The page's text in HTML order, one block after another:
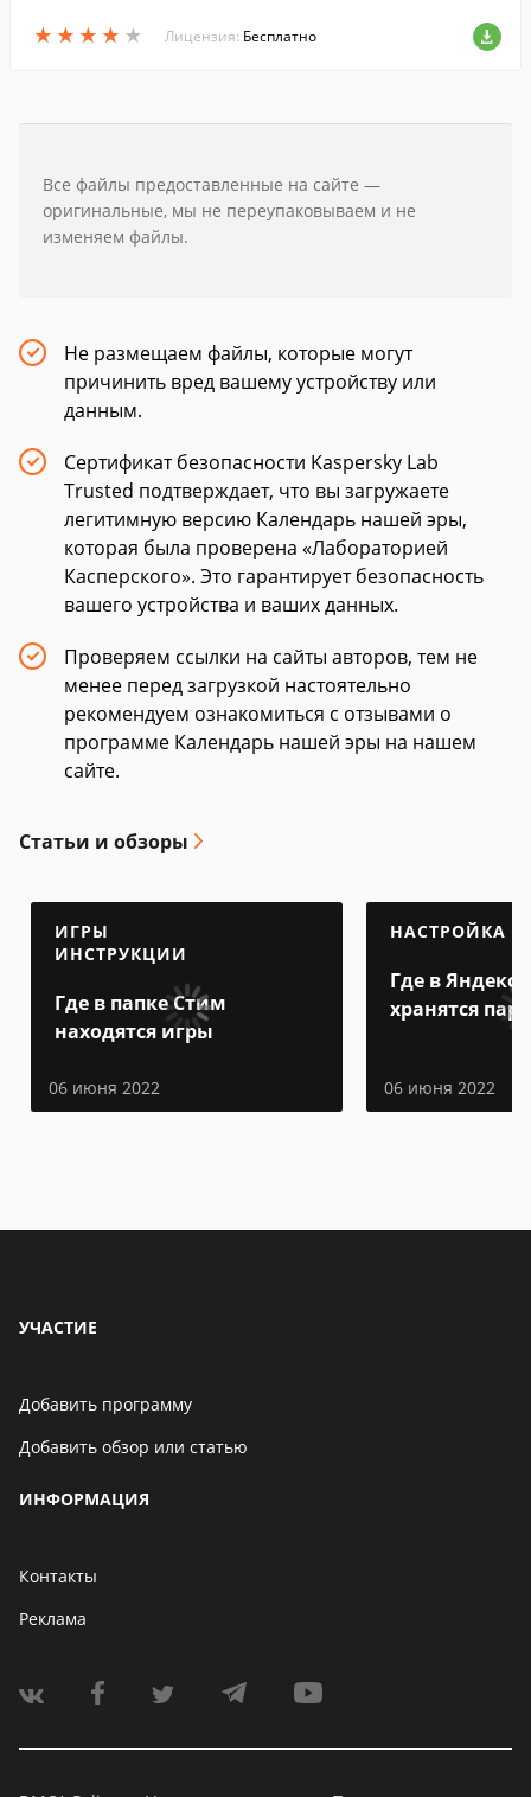
★ ★ ★ ★ ★
★ ★ ★ ★ ★
ам. Управление проектами. Гибкая эксп
Лицензия: Бесплатно
Все файлы предоставленные на сайте —
оригинальные, мы не переупаковываем и не
изменяем файлы.
Не размещаем файлы, которые могут
причинить вред вашему устройству или
данным.
Сертификат безопасности Kaspersky Lab
Trusted подтверждает, что вы загружаете
легитимную версию Календарь нашей эры,
которая была проверена «Лабораторией
Касперского». Это гарантирует безопасность
вашего устройства и ваших данных.
Проверяем ссылки на сайты авторов, тем не
менее перед загрузкой настоятельно
рекомендуем ознакомиться с отзывами о
программе Календарь нашей эры на нашем
сайте.
Статьи и обзоры
ИГРЫ
ИНСТРУКЦИИ
Где в папке Стим
находятся игры
06 июня 2022
НАСТРОЙКА
Где в Яндекс
хранятся
06 июня 2022
УЧАСТИЕ
Добавить программу
Добавить обзор или статью
ИНФОРМАЦИЯ
Контакты
Реклама